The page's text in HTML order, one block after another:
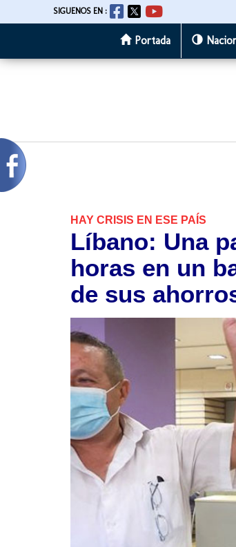
al
SIGUENOS EN :
Portada
HAY CRISIS EN ESE PAÍS
Líbano: Una
horas en un
de sus